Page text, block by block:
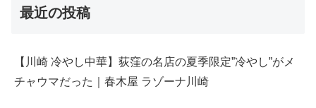
最近の投稿
【川崎 冷やし中華】荻窪の名店の夏季限定”冷やし”がメ
チャウマだった｜春木屋 ラゾーナ川崎